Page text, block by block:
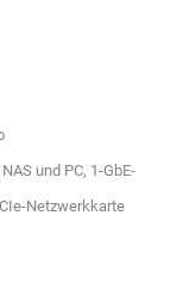
und PC, 1-GbE-
Netzwerkkarte